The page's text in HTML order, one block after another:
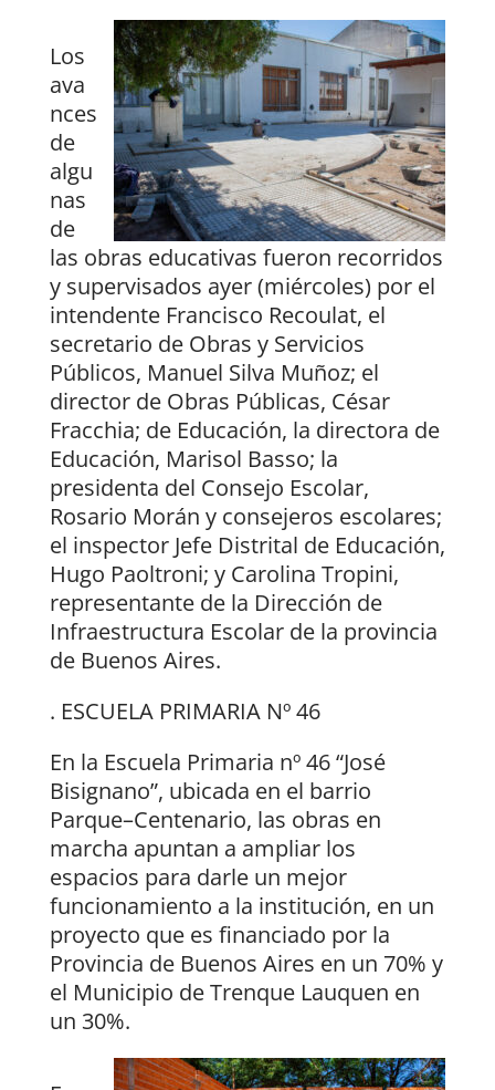
Los
ava
nces
de
algu
nas
de
las obras educativas fueron recorridos
y supervisados ayer (miércoles) por el
intendente Francisco Recoulat, el
secretario de Obras y Servicios
Públicos, Manuel Silva Muñoz; el
director de Obras Públicas, César
Fracchia; de Educación, la directora de
Educación, Marisol Basso; la
presidenta del Consejo Escolar,
Rosario Morán y consejeros escolares;
el inspector Jefe Distrital de Educación,
Hugo Paoltroni; y Carolina Tropini,
representante de la Dirección de
Infraestructura Escolar de la provincia
de Buenos Aires.
. ESCUELA PRIMARIA Nº 46
En la Escuela Primaria nº 46 “José
Bisignano”, ubicada en el barrio
Parque–Centenario, las obras en
marcha apuntan a ampliar los
espacios para darle un mejor
funcionamiento a la institución, en un
proyecto que es financiado por la
Provincia de Buenos Aires en un 70% y
el Municipio de Trenque Lauquen en
un 30%.